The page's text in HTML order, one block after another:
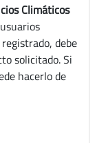
Climáticos
debe
solicitado. Si
hacerlo de